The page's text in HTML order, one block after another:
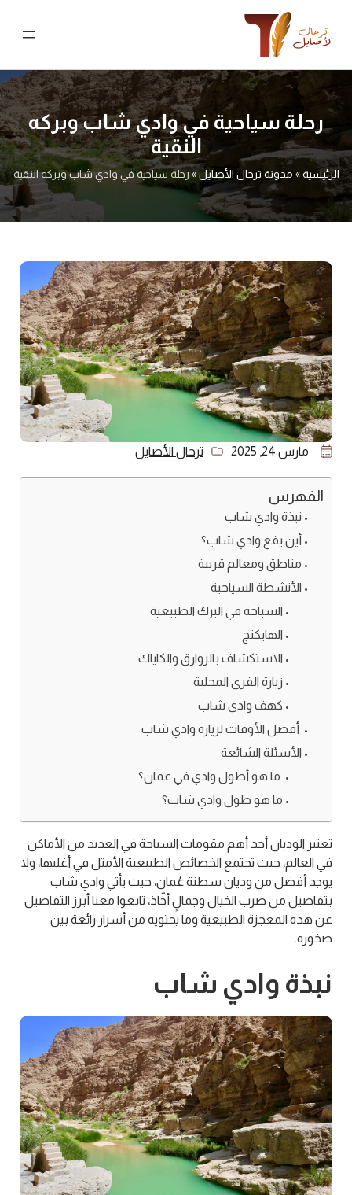
المحتوى
رحلة سياحية في وادي شاب وبركه
النقية
الرئيسية» مدونة ترحال الأصايل» رحلة سياحية في وادي شاب وبركه النقية
مارس 24, 2025 ترحال الأصايل
الفهرس
نبذة وادي شاب
أين يقع وادي شاب؟
مناطق ومعالم قريبة
الأنشطة السياحية
السباحة في البرك الطبيعية
الهايكنج
الاستكشاف بالزوارق والكاياك
زيارة القرى المحلية
كهف وادي شاب
الأسئلة الشائعة
ما هو طول وادي شاب؟
تعتبر الوديان أحد أهم مقومات السياحة في العديد من الأماكن
في العالم، حيث تجتمع الخصائص الطبيعية الأمثل في أغلبها، ولا
يوجد أفضل من وديان سطنة عُمان، حيث يأتي وادي شاب
بتفاصيل من ضرب الخيال وجمالٍ أخّاذ، تابعوا معنا أبرز التفاصيل
عن هذه المعجزة الطبيعية وما يحتويه من أسرار رائعة بين
صخوره.
نبذة وادي شاب